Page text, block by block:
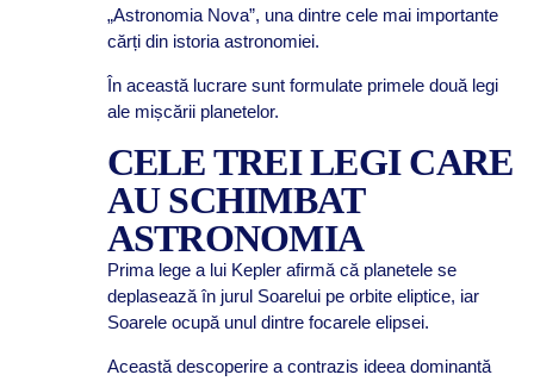
„Astronomia Nova”, una dintre cele mai importante
cărți din istoria astronomiei.
În această lucrare sunt formulate primele două legi
ale mișcării planetelor.
CELE TREI LEGI CARE
AU SCHIMBAT
ASTRONOMIA
Prima lege a lui Kepler afirmă că planetele se
deplasează în jurul Soarelui pe orbite eliptice, iar
Soarele ocupă unul dintre focarele elipsei.
Această descoperire a contrazis ideea dominantă